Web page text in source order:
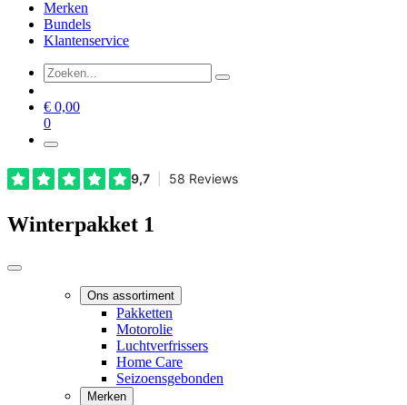
Merken
Bundels
Klantenservice
€ 0,00
0
Winterpakket 1
Ons assortiment
Pakketten
Motorolie
Luchtverfrissers
Home Care
Seizoensgebonden
Merken